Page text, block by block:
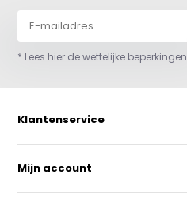
* Lees hier de wettelijke beperkingen
Klantenservice
Mijn account